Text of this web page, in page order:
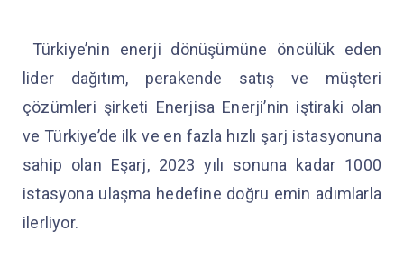
Türkiye’nin enerji dönüşümüne öncülük eden
lider dağıtım, perakende satış ve müşteri
çözümleri şirketi Enerjisa Enerji’nin iştiraki olan
ve Türkiye’de ilk ve en fazla hızlı şarj istasyonuna
sahip olan Eşarj, 2023 yılı sonuna kadar 1000
istasyona ulaşma hedefine doğru emin adımlarla
ilerliyor.